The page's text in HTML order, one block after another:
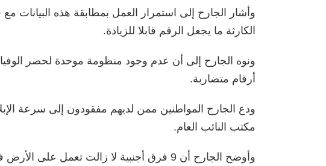
وأشار الجارح إلى استمرار العمل بمطابقة هذه البيانات
الكارثة ما يجعل الرقم قابلا للزيادة.
ونوه الجارح إلى أن عدم وجود منظومة موحدة لحصر
أرقام متضاربة.
ودع الجارح المواطنين ممن لديهم مفقودون إلى سرعة
مكتب النائب العام.
وأوضح الجارح أن 9 فرق أجنبية لا زالت تعمل